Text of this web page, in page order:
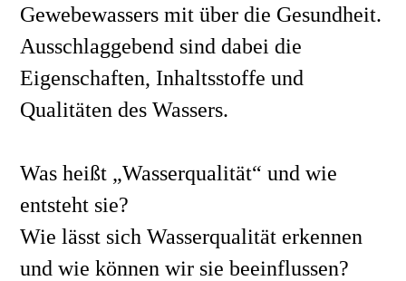
Gewebewassers mit über die Gesundheit.
Ausschlaggebend sind dabei die
Eigenschaften, Inhaltsstoffe und
Qualitäten des Wassers.
Was heißt „Wasserqualität“ und wie
entsteht sie?
Wie lässt sich Wasserqualität erkennen
und wie können wir sie beeinflussen?